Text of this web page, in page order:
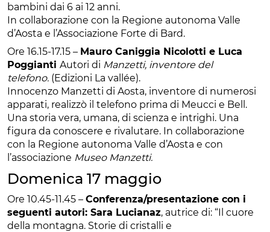
bambini dai 6 ai 12 anni.
In collaborazione con la Regione autonoma Valle
d’Aosta e l’Associazione Forte di Bard.
Ore 16.15-17.15 – Mauro Caniggia Nicolotti e Luca
Poggianti Autori di Manzetti, inventore del
telefono. (Edizioni La vallée).
Innocenzo Manzetti di Aosta, inventore di numerosi
apparati, realizzò il telefono prima di Meucci e Bell.
Una storia vera, umana, di scienza e intrighi. Una
figura da conoscere e rivalutare. In collaborazione
con la Regione autonoma Valle d’Aosta e con
l’associazione Museo Manzetti.
Domenica 17 maggio
Ore 10.45-11.45 – Conferenza/presentazione con i
seguenti autori: Sara Lucianaz, autrice di: “Il cuore
della montagna. Storie di cristalli e